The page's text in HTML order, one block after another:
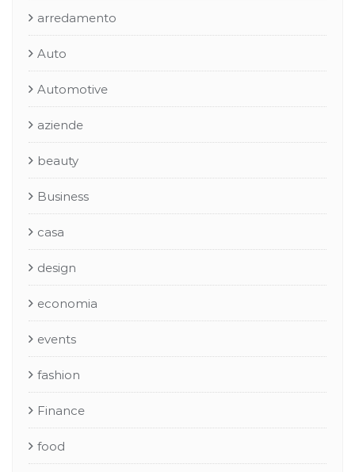
arredamento
Auto
Automotive
aziende
beauty
Business
casa
design
economia
events
fashion
Finance
food